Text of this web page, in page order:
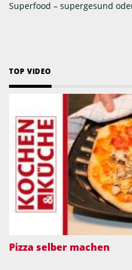
Superfood – supergesund
TOP VIDEO
Pizza selber machen